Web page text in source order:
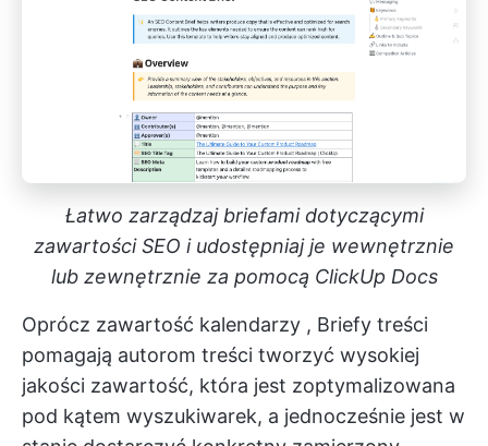
Łatwo zarządzaj briefami dotyczącymi
zawartości SEO i udostępniaj je wewnętrznie
lub zewnętrznie za pomocą ClickUp Docs
Oprócz zawartość kalendarzy , Briefy treści
pomagają autorom treści tworzyć wysokiej
jakości zawartość, która jest zoptymalizowana
pod kątem wyszukiwarek, a jednocześnie jest w